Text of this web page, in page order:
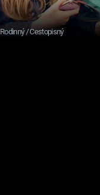
Rodinný / Cestopisný